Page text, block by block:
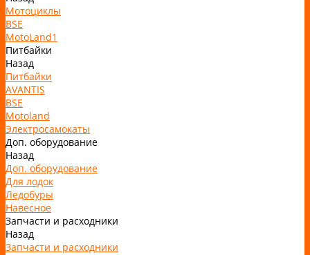
Мотоциклы
BSE
MotoLand1
Питбайки
Назад
Питбайки
AVANTIS
BSE
Motoland
Электросамокаты
Доп. оборудование
Назад
Доп. оборудование
Для лодок
Ледобуры
Навесное
Запчасти и расходники
Назад
Запчасти и расходники